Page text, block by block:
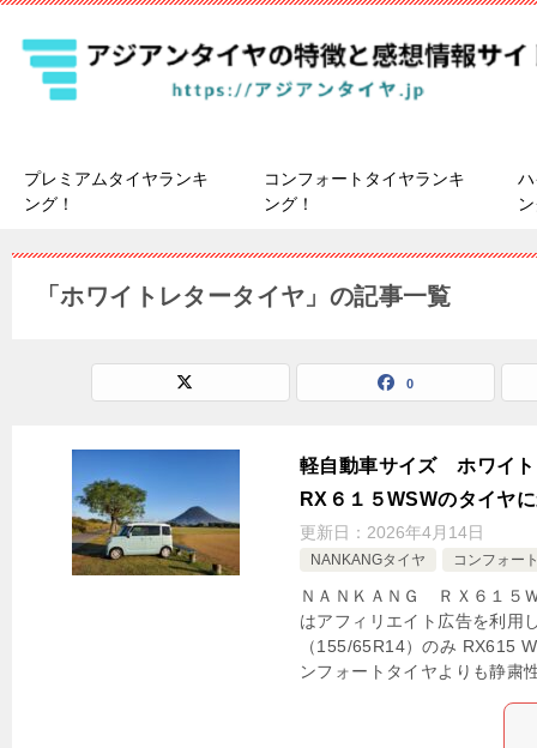
プレミアムタイヤランキ
ング！
コンフォートタイヤランキ
ング！
「ホワイトレタータイヤ」の記事一覧
0
軽自動車サイズ ホワイ
RX６１５WSWのタイヤ
更新日： 2026年4月14日
NANKANGタイヤ コンフォー
ＮＡＮＫＡＮＧ ＲＸ６１５
はアフィリエイト広告を利用
（155/65R14）のみ RX615
ンフォートタイヤよりも静